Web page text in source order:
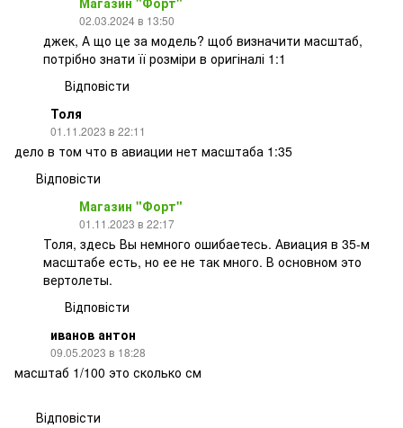
02.03.2024 в 13:50
джек, А що це за модель? щоб визначити масштаб,
потрібно знати її розміри в оригіналі 1:1
Відповісти
Толя
01.11.2023 в 22:11
дело в том что в авиации нет масштаба 1:35
Відповісти
Магазин "Форт"
01.11.2023 в 22:17
Толя, здесь Вы немного ошибаетесь. Авиация в 35-м
масштабе есть, но ее не так много. В основном это
вертолеты.
Відповісти
иванов антон
09.05.2023 в 18:28
масштаб 1/100 это сколько см
Відповісти